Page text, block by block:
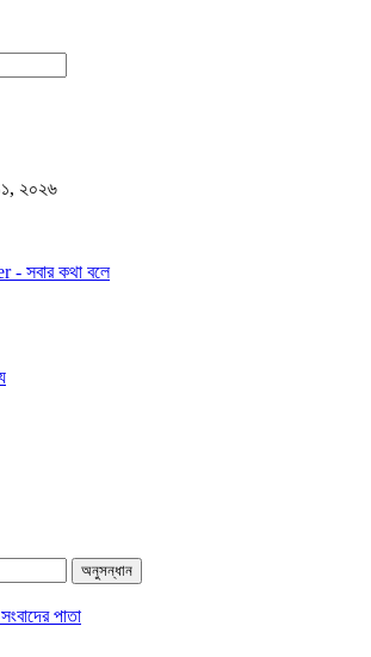
২০২৬
- সবার কথা বলে